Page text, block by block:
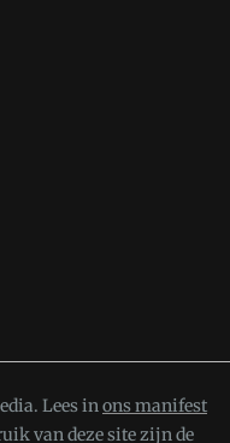
Lees inons manifest
van deze site zijn de